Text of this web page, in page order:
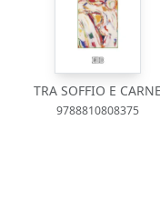
TRA SOFFIO E CARNE
9788810808375